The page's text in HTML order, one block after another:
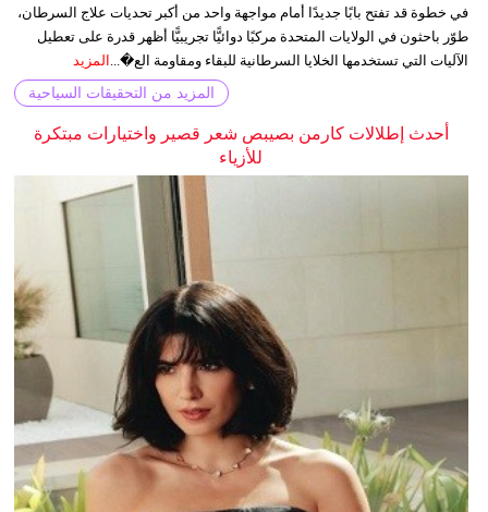
في خطوة قد تفتح بابًا جديدًا أمام مواجهة واحد من أكبر تحديات علاج السرطان،
طوّر باحثون في الولايات المتحدة مركبًا دوائيًّا تجريبيًّا أظهر قدرة على تعطيل
الآليات التي تستخدمها الخلايا السرطانية للبقاء ومقاومة الع�... المزيد
المزيد من التحقيقات السياحية
أحدث إطلالات كارمن بصيبص شعر قصير واختيارات مبتكرة
للأزياء